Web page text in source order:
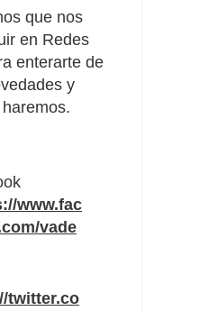
que nos
en Redes
enterarte de
y
www.fac
vade
twitter.co